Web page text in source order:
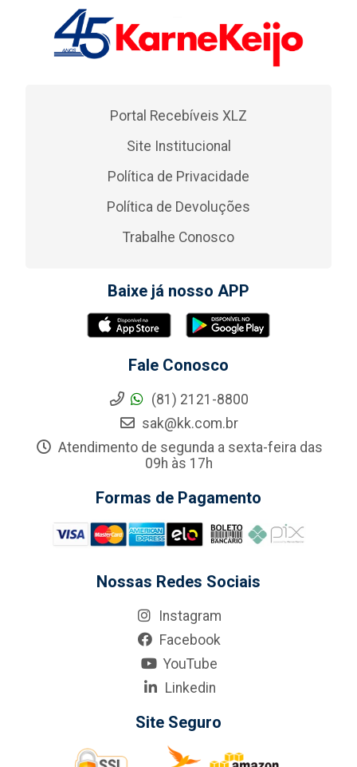
Portal Recebíveis XLZ
Site Institucional
Política de Privacidade
Política de Devoluções
Trabalhe Conosco
Baixe já nosso APP
Fale Conosco
(81) 2121-8800
sak@kk.com.br
Atendimento de segunda a sexta-feira das
09h às 17h
Formas de Pagamento
Nossas Redes Sociais
Instagram
Facebook
YouTube
Linkedin
Site Seguro